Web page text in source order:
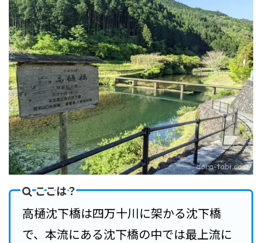
ここは？
高樋沈下橋は四万十川に架かる沈下橋
で、本流にある沈下橋の中では最上流に